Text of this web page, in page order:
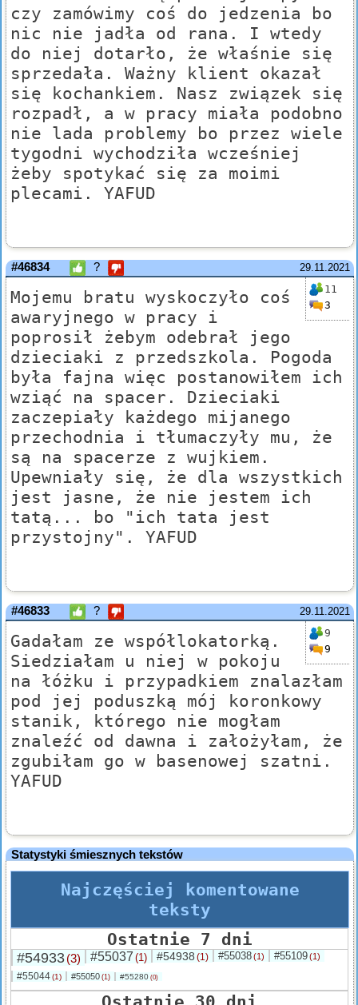
czy zamówimy coś do jedzenia bo
nic nie jadła od rana. I wtedy
do niej dotarło, że właśnie się
sprzedała. Ważny klient okazał
się kochankiem. Nasz związek się
rozpadł, a w pracy miała podobno
nie lada problemy bo przez wiele
tygodni wychodziła wcześniej
żeby spotykać się za moimi
plecami. YAFUD
29.11.2021
#46834 ?
11
3
Mojemu bratu wyskoczyło coś
awaryjnego w pracy i
poprosił żebym odebrał jego
dzieciaki z przedszkola. Pogoda
była fajna więc postanowiłem ich
wziąć na spacer. Dzieciaki
zaczepiały każdego mijanego
przechodnia i tłumaczyły mu, że
są na spacerze z wujkiem.
Upewniały się, że dla wszystkich
jest jasne, że nie jestem ich
tatą... bo "ich tata jest
przystojny". YAFUD
29.11.2021
#46833 ?
9
9
Gadałam ze współlokatorką.
Siedziałam u niej w pokoju
na łóżku i przypadkiem znalazłam
pod jej poduszką mój koronkowy
stanik, którego nie mogłam
znaleźć od dawna i założyłam, że
zgubiłam go w basenowej szatni.
YAFUD
Statystyki śmiesznych tekstów
Najczęściej komentowane
teksty
Ostatnie 7 dni
#54933(3) #55037 (1) #54938 (1) #55038(1) #55109(1)
#55044(1) #55050 (1) #55280 (0)